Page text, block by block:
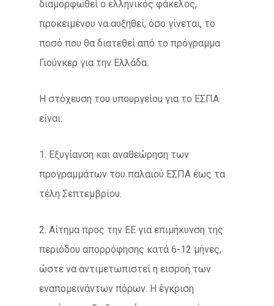
διαμορφωθεί ο ελληνικός φάκελος,
προκειμένου να αυξηθεί, όσο γίνεται, το
ποσό που θα διατεθεί από το πρόγραμμα
Γιούνκερ για την Ελλάδα.
Η στόχευση του υπουργείου για το ΕΣΠΑ
είναι:
1. Εξυγίανση και αναθεώρηση των
προγραμμάτων του παλαιού ΕΣΠΑ έως τα
τέλη Σεπτεμβρίου.
2. Αίτημα προς την ΕΕ για επιμήκυνση της
περιόδου απορρόφησης κατά 6-12 μήνες,
ώστε να αντιμετωπιστεί η εισροή των
εναπομεινάντων πόρων. Η έγκριση